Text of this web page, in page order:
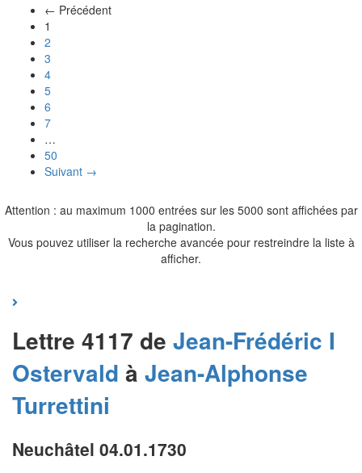
← Précédent
1
2
3
4
5
6
7
…
50
Suivant →
Attention : au maximum 1000 entrées sur les 5000 sont affichées par
la pagination.
Vous pouvez utiliser la recherche avancée pour restreindre la liste à
afficher.
Lettre 4117 de Jean-Frédéric I
Ostervald à Jean-Alphonse
Turrettini
Neuchâtel 04.01.1730